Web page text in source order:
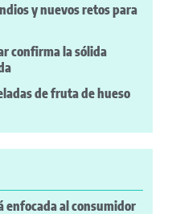
y nuevos retos para
confirma la sólida
de fruta de hueso
enfocada al consumidor